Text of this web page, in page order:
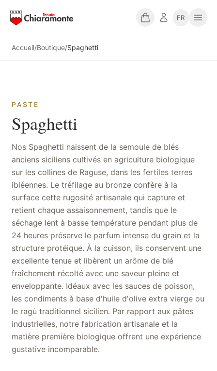
FR
Accueil/Boutique/Spaghetti
PASTE
Spaghetti
Nos Spaghetti naissent de la semoule de blés
anciens siciliens cultivés en agriculture biologique
sur les collines de Raguse, dans les fertiles terres
ibléennes. Le tréfilage au bronze confère à la
surface cette rugosité artisanale qui capture et
retient chaque assaisonnement, tandis que le
séchage lent à basse température pendant plus de
24 heures préserve le parfum intense du grain et la
structure protéique. À la cuisson, ils conservent une
excellente tenue et libèrent un arôme de blé
fraîchement récolté avec une saveur pleine et
enveloppante. Idéaux avec les sauces de poisson,
les condiments à base d'huile d'olive extra vierge ou
le ragù traditionnel sicilien. Par rapport aux pâtes
industrielles, notre fabrication artisanale et la
matière première biologique offrent une expérience
gustative incomparable.